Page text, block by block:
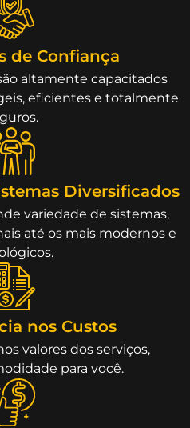
de Confiança
altamente capacitados
eficientes e totalmente
Diversificados
variedade de sistemas,
até os mais modernos e
nos Custos
valores dos serviços,
para você.